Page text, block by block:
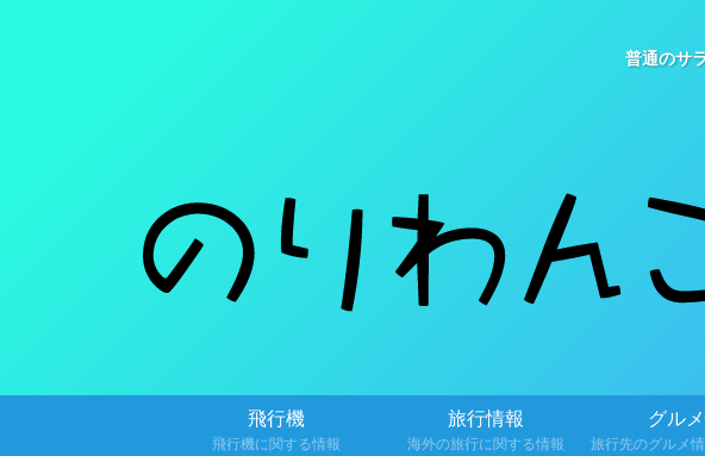
普通のサ
飛行機
飛行機に関する情報
旅行情報
海外の旅行に関する情報
グル